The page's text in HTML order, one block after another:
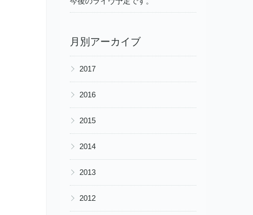
月別アーカイブ
▶ 2017
▶ 2016
▶ 2015
▶ 2014
▶ 2013
▶ 2012